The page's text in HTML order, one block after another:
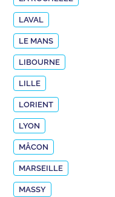
LAVAL
LE MANS
LIBOURNE
LILLE
LORIENT
LYON
MÂCON
MARSEILLE
MASSY